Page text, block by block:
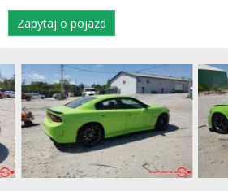
Zapytaj o pojazd